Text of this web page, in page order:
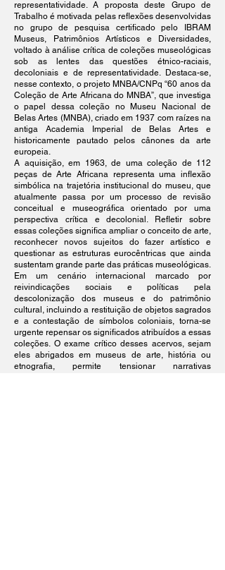
representatividade. A proposta deste Grupo de
Trabalho é motivada pelas reflexões desenvolvidas
no grupo de pesquisa certificado pelo IBRAM
Museus, Patrimônios Artísticos e Diversidades,
voltado à análise crítica de coleções museológicas
sob as lentes das questões étnico-raciais,
decoloniais e de representatividade. Destaca-se,
nesse contexto, o projeto MNBA/CNPq “60 anos da
Coleção de Arte Africana do MNBA”, que investiga
o papel dessa coleção no Museu Nacional de
Belas Artes (MNBA), criado em 1937 com raízes na
antiga Academia Imperial de Belas Artes e
historicamente pautado pelos cânones da arte
europeia.
A aquisição, em 1963, de uma coleção de 112
peças de Arte Africana representa uma inflexão
simbólica na trajetória institucional do museu, que
atualmente passa por um processo de revisão
conceitual e museográfica orientado por uma
perspectiva crítica e decolonial. Refletir sobre
essas coleções significa ampliar o conceito de arte,
reconhecer novos sujeitos do fazer artístico e
questionar as estruturas eurocêntricas que ainda
sustentam grande parte das práticas museológicas.
Em um cenário internacional marcado por
reivindicações sociais e políticas pela
descolonização dos museus e do patrimônio
cultural, incluindo a restituição de objetos sagrados
e a contestação de símbolos coloniais, torna-se
urgente repensar os significados atribuídos a essas
coleções. O exame crítico desses acervos, sejam
eles abrigados em museus de arte, história ou
etnografia, permite tensionar narrativas